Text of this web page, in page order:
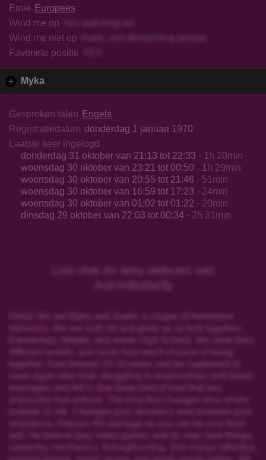
Etnie Europees
Wind me op
Wind me niet op
Favoriete positie
+ Myka
Gesproken talen Engels
Registratiedatum donderdag 1 januari 1970
Laatste keer ingelogd
donderdag 31 oktober van 21:13 tot 22:33 - 1h 20min
woensdag 30 oktober van 23:21 tot 00:50 - 1h 29min
woensdag 30 oktober van 20:55 tot 21:46 - 51min
woensdag 30 oktober van 16:59 tot 17:23 - 24min
woensdag 30 oktober van 01:02 tot 01:22 - 20min
dinsdag 29 oktober van 22:03 tot 00:34 - 2h 31min